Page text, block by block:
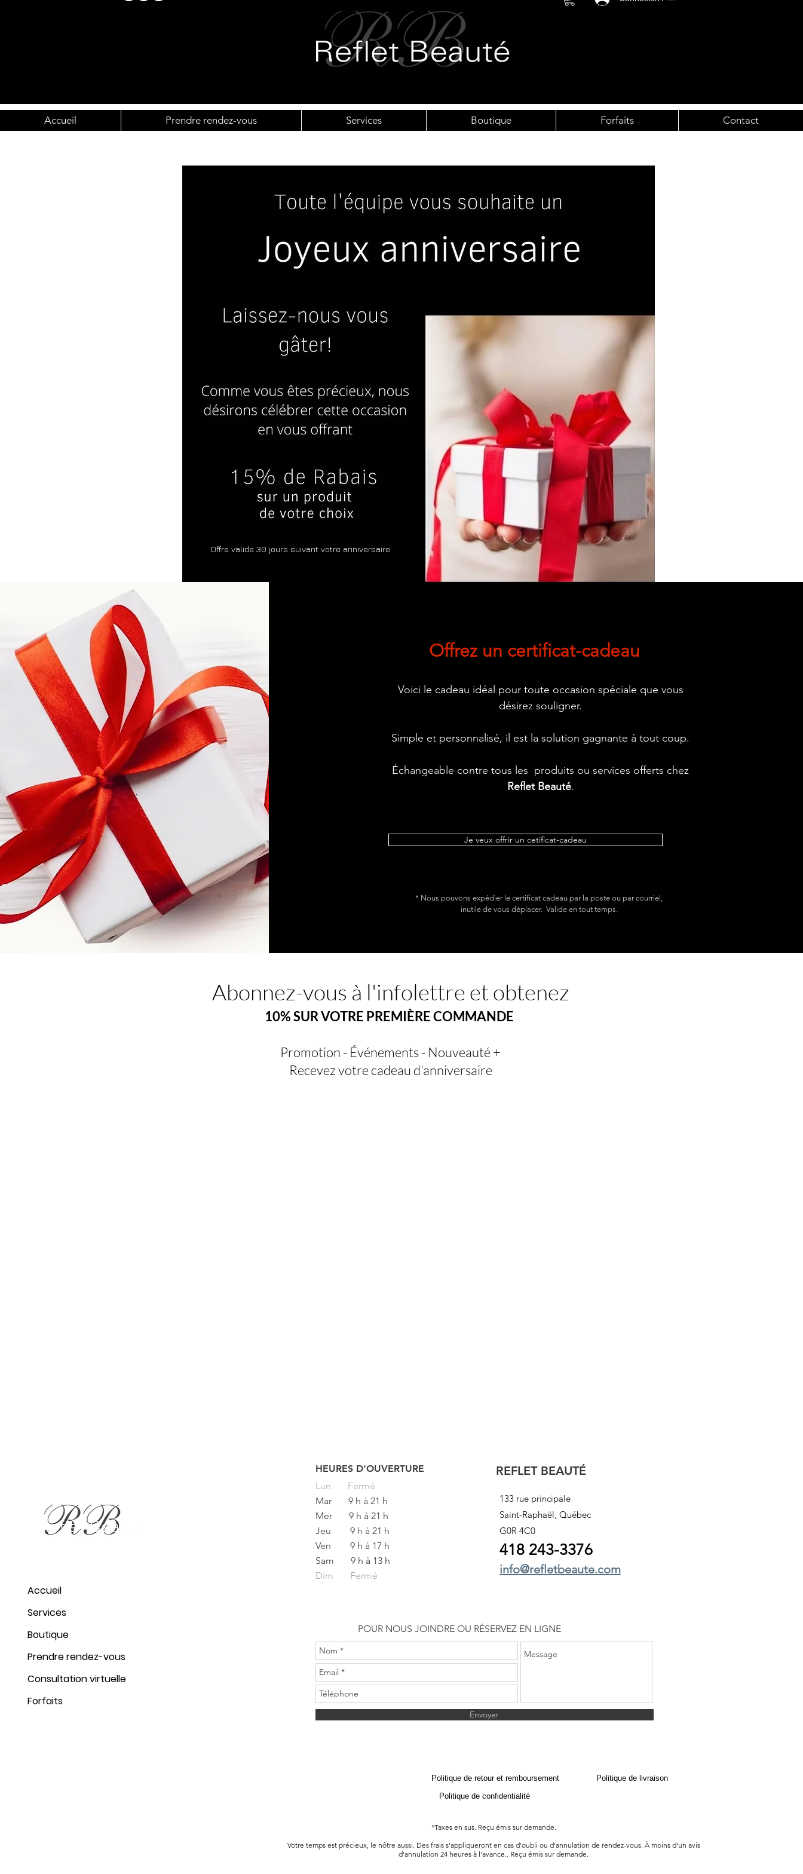
Accueil Prendre rendez-vous Services Boutique Forfaits Contact
Offre valide 30 jours suivant votre anniversaire
Offrez un certificat-cadeau
Voici le cadeau idéal pour toute occasion spéciale que vous
désirez souligner.
Simple et personnalisé, il est la solution gagnante à tout coup.
Échangeable contre tous les produits ou services offerts chez
Reflet Beauté.
Je veux offrir un cetificat-cadeau
* Nous pouvons expédier le certificat cadeau par la poste ou par courriel,
inutile de vous déplacer. Valide en tout temps.
Abonnez-vous à l'infolettre et obtenez
10% SUR VOTRE PREMIÈRE COMMANDE
Promotion - Événements - Nouveauté +
Recevez votre cadeau d'anniversaire
Accueil
Services
Boutique
Prendre rendez-vous
Consultation virtuelle
Forfaits
HEURES D'OUVERTURE
Lun Fermé
Mar
9 h à 21 h
Mer
9 h à 21 h
Jeu
9 h à 21 h
Ven
9 h à 17 h
Sam
9 h à 13 h
Dim Fermé
REFLET BEAUTÉ
133 rue principale
Saint-Raphaël, Québec
G0R 4C0
418 243-3376
info@refletbeaute.com
POUR NOUS JOINDRE OU RÉSERVEZ EN LIGNE
Envoyer
Politique de retour et remboursement
Politique de confidentialité
Politique de livraison
*Taxes en sus. Reçu émis sur demande.
Votre temps est précieux, le nôtre aussi. Des frais s'appliqueront en cas d'oubli ou d'annulation de rendez-vous. À moins d'un avis
d'annulation 24 heures à l'avance.. Reçu émis sur demande.